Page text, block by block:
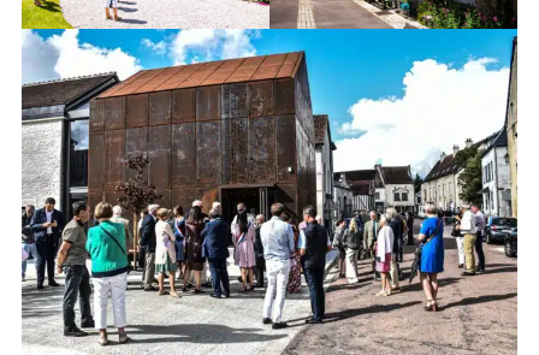
Mussy-sur-Seine ©Franz
Pfifferling
Mussy-sur-Seine ®Franz
Pfifferling